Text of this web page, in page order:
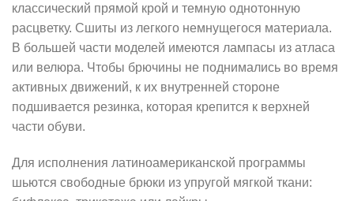
классический прямой крой и темную однотонную
расцветку. Сшиты из легкого немнущегося материала.
В большей части моделей имеются лампасы из атласа
или велюра. Чтобы брючины не поднимались во время
активных движений, к их внутренней стороне
подшивается резинка, которая крепится к верхней
части обуви.
Для исполнения латиноамериканской программы
шьются свободные брюки из упругой мягкой ткани: